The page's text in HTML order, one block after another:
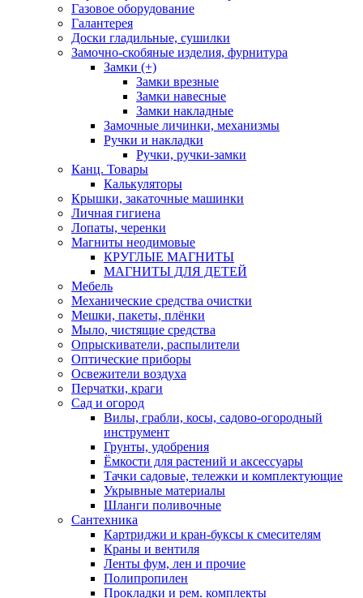
Газовое оборудование
Галантерея
Доски гладильные, сушилки
Замочно-скобяные изделия, фурнитура
Замки (+)
Замки врезные
Замки навесные
Замки накладные
Замочные личинки, механизмы
Ручки и накладки
Ручки, ручки-замки
Канц. Товары
Калькуляторы
Крышки, закаточные машинки
Личная гигиена
Лопаты, черенки
Магниты неодимовые
КРУГЛЫЕ МАГНИТЫ
МАГНИТЫ ДЛЯ ДЕТЕЙ
Мебель
Механические средства очистки
Мешки, пакеты, плёнки
Мыло, чистящие средства
Опрыскиватели, распылители
Оптические приборы
Освежители воздуха
Перчатки, краги
Сад и огород
Вилы, грабли, косы, садово-огородный
инструмент
Грунты, удобрения
Ёмкости для растений и аксессуары
Тачки садовые, тележки и комплектующие
Укрывные материалы
Шланги поливочные
Сантехника
Картриджи и кран-буксы к смесителям
Краны и вентиля
Ленты фум, лен и прочие
Полипропилен
Прокладки и рем. комплекты